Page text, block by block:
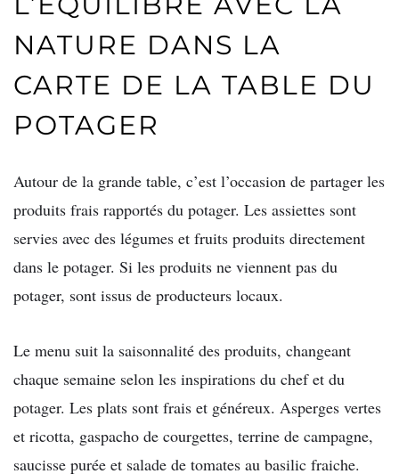
NATURE DANS LA
CARTE DE LA TABLE DU
POTAGER
Autour de la grande table, c’est l’occasion de partager les
produits frais rapportés du potager. Les assiettes sont
servies avec des légumes et fruits produits directement
dans le potager. Si les produits ne viennent pas du
potager, sont issus de producteurs locaux.
Le menu suit la saisonnalité des produits, changeant
chaque semaine selon les inspirations du chef et du
potager. Les plats sont frais et généreux. Asperges vertes
et ricotta, gaspacho de courgettes, terrine de campagne,
saucisse purée et salade de tomates au basilic fraiche.